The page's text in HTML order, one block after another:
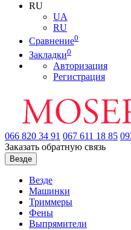
RU
UA
RU
Сравнение0
Закладки0
Авторизация
Регистрация
066 820 34 91 067 611 18 85
Заказать обратную связь
Везде
Везде
Машинки
Триммеры
Фены
Выпрямители